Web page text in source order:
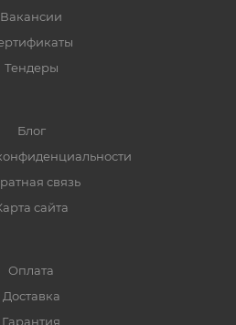
Вакансии
Тендеры
Блог
связь
сайта
Оплата
Доставка
Гарантия